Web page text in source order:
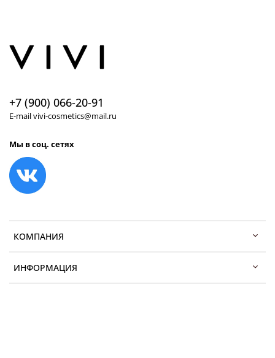
КОМПАНИЯ
ИНФОРМАЦИЯ
+7 (900) 066-20-91
E-mail vivi-cosmetics@mail.ru
Мы в соц. сетях